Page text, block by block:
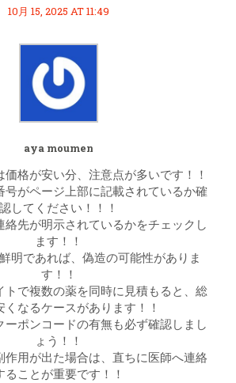
10月 15, 2025 AT 11:49
aya moumen
価格が安い分、注意点が多いです！！
号がページ上部に記載されているか確
認してください！！！
絡先が明示されているかをチェックし
ます！！
明であれば、偽造の可能性がありま
す！！
トで複数の薬を同時に見積もると、総
くなるケースがあります！！
ーポンコードの有無も必ず確認しまし
ょう！！
作用が出た場合は、直ちに医師へ連絡
ることが重要です！！